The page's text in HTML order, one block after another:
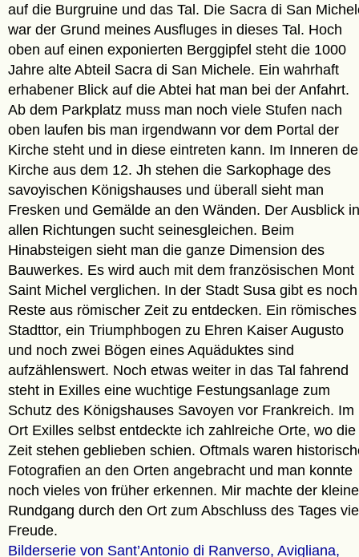
auf die Burgruine und das Tal. Die Sacra di San
war der Grund meines Ausfluges in dieses Tal. Hoch
oben auf einen exponierten Berggipfel steht die 1000
Jahre alte Abteil Sacra di San Michele. Ein wahrhaft
erhabener Blick auf die Abtei hat man bei der Anfahrt.
Ab dem Parkplatz muss man noch viele Stufen nach
oben laufen bis man irgendwann vor dem Portal der
Kirche steht und in diese eintreten kann. Im Inneren
Kirche aus dem 12. Jh stehen die Sarkophage des
savoyischen Königshauses und überall sieht man
Fresken und Gemälde an den Wänden. Der Ausblick in
allen Richtungen sucht seinesgleichen. Beim
Hinabsteigen sieht man die ganze Dimension des
Bauwerkes. Es wird auch mit dem französischen Mont
Saint Michel verglichen. In der Stadt Susa gibt es noch
Reste aus römischer Zeit zu entdecken. Ein römisches
Stadttor, ein Triumphbogen zu Ehren Kaiser Augusto
und noch zwei Bögen eines Aquäduktes sind
aufzählenswert. Noch etwas weiter in das Tal fahrend
steht in Exilles eine wuchtige Festungsanlage zum
Schutz des Königshauses Savoyen vor Frankreich. Im
Ort Exilles selbst entdeckte ich zahlreiche Orte, wo die
Zeit stehen geblieben schien. Oftmals waren
Fotografien an den Orten angebracht und man konnte
noch vieles von früher erkennen. Mir machte der kleine
Rundgang durch den Ort zum Abschluss des Tages
Freude.
Bilderserie von Sant’Antonio di Ranverso, Avigliana,